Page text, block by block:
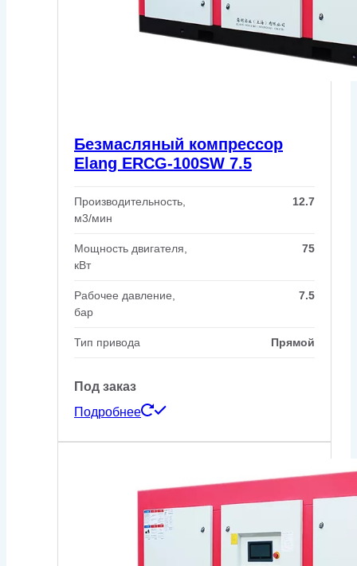
Безмасляный компрессор
Elang ERCG-100SW 7.5
Производительность,
м3/мин
12.7
Мощность двигателя,
кВт
75
Рабочее давление,
бар
7.5
Тип привода Прямой
Под заказ
Подробнее